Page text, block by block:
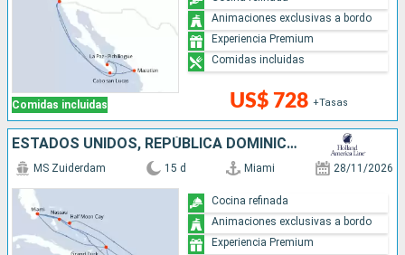
Comidas incluidas US$ 728 +Tasas
Animaciones exclusivas a bordo
Experiencia Premium
Comidas incluidas
ESTADOS UNIDOS, REPÚBLICA DOMINICANA, BAHAMAS, PUERTO RICO
MS Zuiderdam 15 d Miami 28/11/2026
Cocina refinada
Animaciones exclusivas a bordo
Experiencia Premium